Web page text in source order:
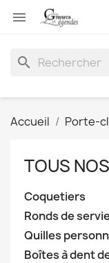

search
Accueil Porte-
TOUS
Coquetiers
Ronds de
Quilles
Boîtes à dent